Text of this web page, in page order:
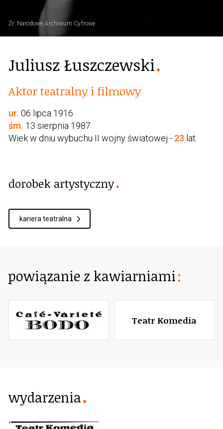
Juliusz Łuszczewski
Aktor teatralny i filmowy
ur. 06 lipca 1916
śm. 13 sierpnia 1987
Wiek w dniu wybuchu II wojny światowej - 23 lat.
dorobek artystyczny
kariera teatralna
Źr. Narodowe Archiwum Cyfrowe
powiązanie z kawiarniami
Teatr Komedia
wydarzenia